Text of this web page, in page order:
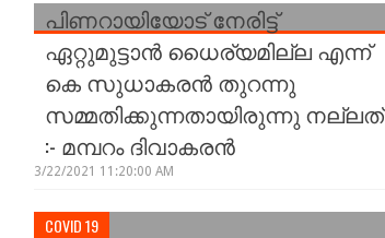
പിണറായിയോട് നേരിട്ട്
ഏറ്റുമുട്ടാന്‍ ധൈര്യമില്ല എന്ന്
കെ സുധാകരന്‍ തുറന്നു
സമ്മതിക്കുന്നതായിരുന്നു നല്ലത്
:- മമ്പറം ദിവാകരന്‍
3/22/2021 11:20:00 AM
COVID 19